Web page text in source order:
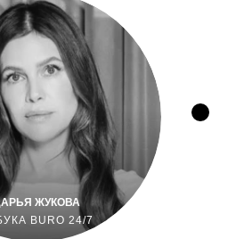
ЖУКОВА
BURO 24/7